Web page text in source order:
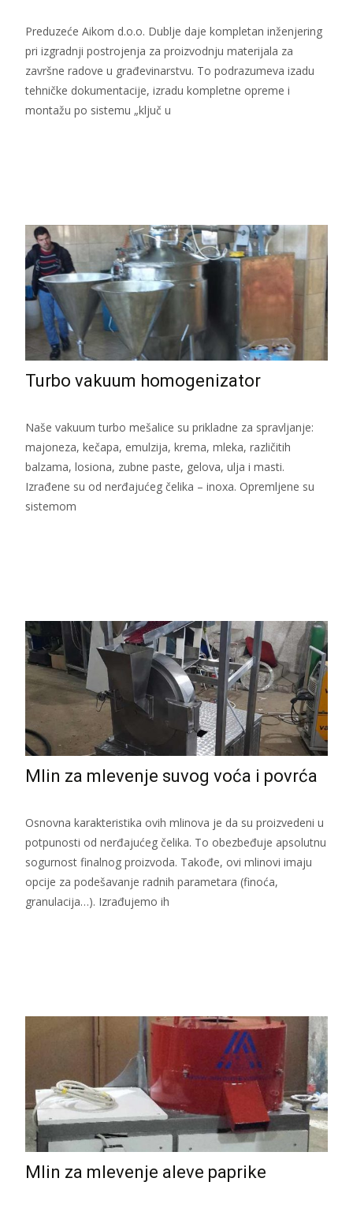
Preduzeće Aikom d.o.o. Dublje daje kompletan inženjering
pri izgradnji postrojenja za proizvodnju materijala za
završne radove u građevinarstvu. To podrazumeva izadu
tehničke dokumentacije, izradu kompletne opreme i
montažu po sistemu „ključ u
Turbo vakuum homogenizator
Naše vakuum turbo mešalice su prikladne za spravljanje:
majoneza, kečapa, emulzija, krema, mleka, različitih
balzama, losiona, zubne paste, gelova, ulja i masti.
Izrađene su od nerđajućeg čelika – inoxa. Opremljene su
sistemom
Mlin za mlevenje suvog voća i povrća
Osnovna karakteristika ovih mlinova je da su proizvedeni u
potpunosti od nerđajućeg čelika. To obezbeđuje apsolutnu
sogurnost finalnog proizvoda. Takođe, ovi mlinovi imaju
opcije za podešavanje radnih parametara (finoća,
granulacija…). Izrađujemo ih
Mlin za mlevenje aleve paprike